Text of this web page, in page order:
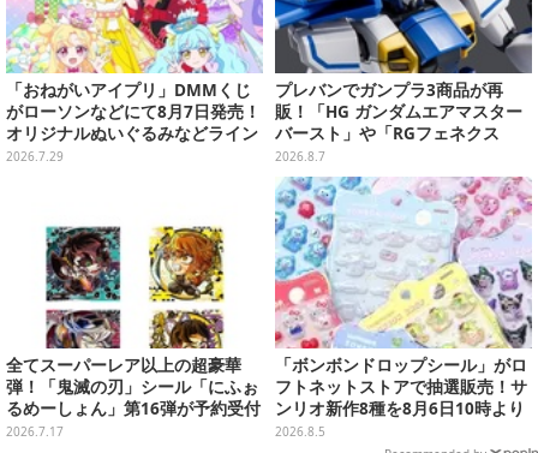
「おねがいアイプリ」DMMくじ
がローソンなどにて8月7日発売！
オリジナルぬいぐるみなどライン
ナップ、各等賞にスペシャルアイ
2026.7.29
プレバンでガンプラ3商品が再
販！「HG ガンダムエアマスター
バースト」や「RGフェネクス
（ナラティブVer.）」も
2026.8.7
全てスーパーレア以上の超豪華
弾！「鬼滅の刃」シール「にふぉ
るめーしょん」第16弾が予約受付
実施、胡蝶しのぶや童磨など全39
2026.7.17
「ボンボンドロップシール」がロ
フトネットストアで抽選販売！サ
ンリオ新作8種を8月6日10時より
受付開始
2026.8.5